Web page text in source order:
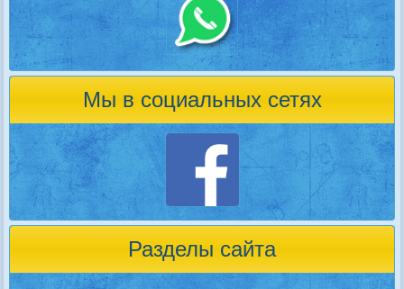
Мы в социальных сетях
Разделы сайта